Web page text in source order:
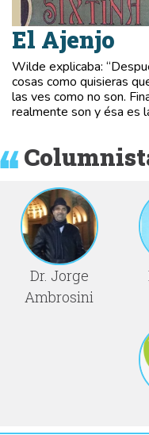
El Ajenjo
Wilde explicaba:
cosas como quisieras
las ves como no son.
realmente son y ésa es
Dr. Jorge
Ambrosini